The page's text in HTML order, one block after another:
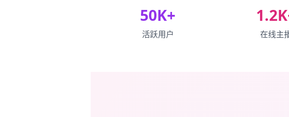
50K+
活跃用户 在线主